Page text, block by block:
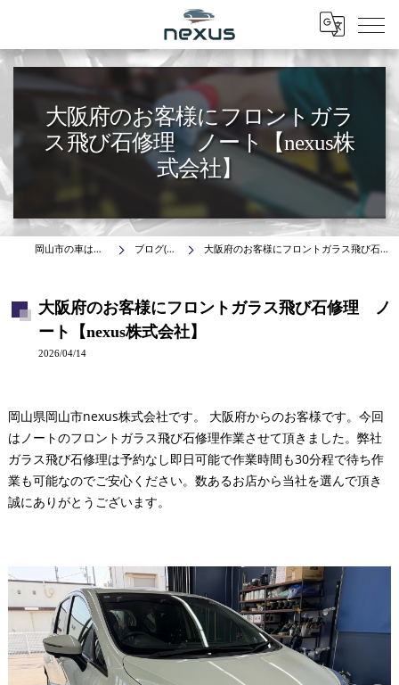
Menu
大阪府のお客様にフロントガラ
ス飛び石修理 ノート【nexus株
式会社】
岡山市の車はnexus株式会社 ブログ(施工事例) 大阪府のお客様にフロントガラス飛び石修理 ノート【nexus株式会社】
大阪府のお客様にフロントガラス飛び石修理 ノ
ート【nexus株式会社】
2026/04/14
岡山県岡山市nexus株式会社です。 大阪府からのお客様です。今回
はノートのフロントガラス飛び石修理作業させて頂きました。弊社
ガラス飛び石修理は予約なし即日可能で作業時間も30分程で待ち作
業も可能なのでご安心ください。数あるお店から当社を選んで頂き
誠にありがとうございます。